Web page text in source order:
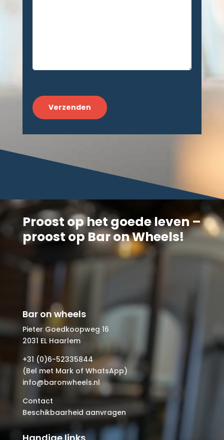
Proost op het goede leven –
proost op Bar on Wheels!
Bar on wheels
Pieter Goedkoopweg 16
2031 EL Haarlem
+31 (0)6-52335844
(Bel met Mark of WhatsApp)
info@baronwheels.nl
Contact
Beschikbaarheid aanvragen